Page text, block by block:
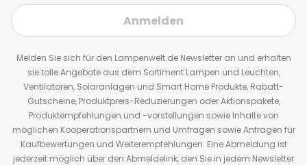
Anmelden
Melden Sie sich für den Lampenwelt.de Newsletter an und erhalten
sie tolle Angebote aus dem Sortiment Lampen und Leuchten,
Ventilatoren, Solaranlagen und Smart Home Produkte, Rabatt-
Gutscheine, Produktpreis-Reduzierungen oder Aktionspakete,
Produktempfehlungen und -vorstellungen sowie Inhalte von
möglichen Kooperationspartnern und Umfragen sowie Anfragen für
Kaufbewertungen und Weiterempfehlungen. Eine Abmeldung ist
jederzeit möglich über den Abmeldelink, den Sie in jedem Newsletter